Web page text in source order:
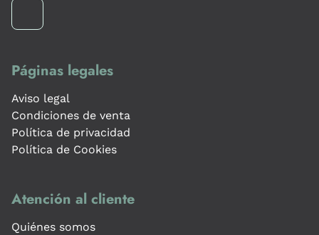
Páginas legales
Aviso legal
Condiciones de venta
Política de privacidad
Política de Cookies
Atención al cliente
Quiénes somos